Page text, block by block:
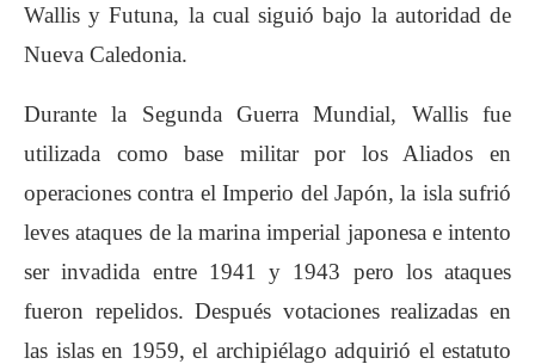
Wallis y Futuna, la cual siguió bajo la autoridad de
Nueva Caledonia.
Durante la Segunda Guerra Mundial, Wallis fue
utilizada como base militar por los Aliados en
operaciones contra el Imperio del Japón, la isla sufrió
leves ataques de la marina imperial japonesa e intento
ser invadida entre 1941 y 1943 pero los ataques
fueron repelidos. Después votaciones realizadas en
las islas en 1959, el archipiélago adquirió el estatuto